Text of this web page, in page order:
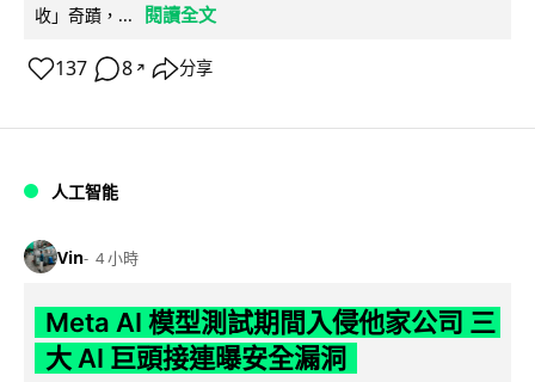
收」奇蹟，...
閱讀全文
137 8 ↗ 分享
人工智能
Vin 4 小時
Meta AI 模型測試期間入侵他家公司 三
大 AI 巨頭接連曝安全漏洞